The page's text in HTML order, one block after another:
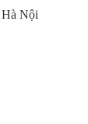
Nội